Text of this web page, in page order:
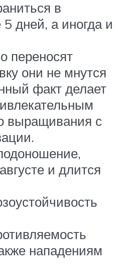
в
дней, а иногда и
переносят
они не мнутся
факт делает
выращивания с
и длится
нападениям